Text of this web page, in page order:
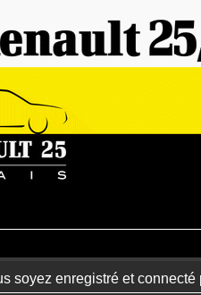
soyez enregistré et